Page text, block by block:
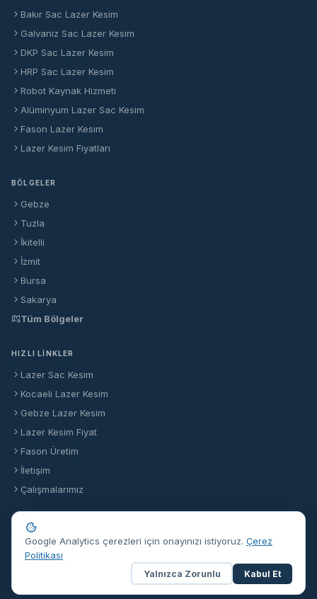
Bakır Sac Lazer Kesim
Galvaniz Sac Lazer Kesim
DKP Sac Lazer Kesim
HRP Sac Lazer Kesim
Robot Kaynak Hizmeti
Alüminyum Lazer Sac Kesim
Fason Lazer Kesim
Lazer Kesim Fiyatları
BÖLGELER
Gebze
Tuzla
İkitelli
İzmit
Bursa
Sakarya
Tüm Bölgeler
HIZLI LINKLER
Lazer Sac Kesim
Kocaeli Lazer Kesim
Gebze Lazer Kesim
Lazer Kesim Fiyat
Fason Üretim
İletişim
Çalışmalarımız
© 2026 Formlaser Makina Sanayi Ticaret Anonim Şirketi
Hakkımızda
KVKK Çerez
Google Analytics çerezleri için onayınızı istiyoruz. Çerez
Politikası
Yalnızca Zorunlu Kabul Et